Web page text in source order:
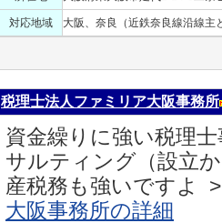
対応地域 大阪、奈良（近鉄奈良線沿線主
税理士法人ファミリア大阪事務所
資金繰りに強い税理
サルティング（設立
産税務も強いですよ
大阪事務所の詳細